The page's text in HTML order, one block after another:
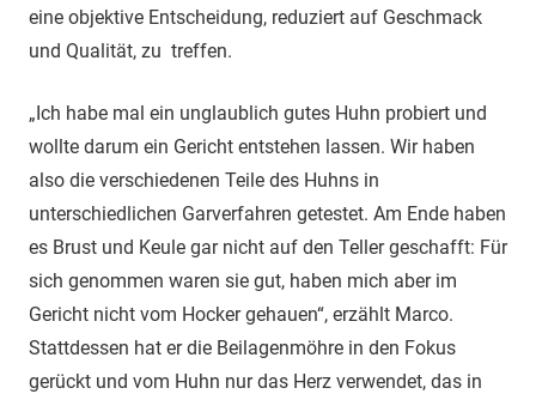
eine objektive Entscheidung, reduziert auf Geschmack
und Qualität, zu treffen.
„Ich habe mal ein unglaublich gutes Huhn probiert und
wollte darum ein Gericht entstehen lassen. Wir haben
also die verschiedenen Teile des Huhns in
unterschiedlichen Garverfahren getestet. Am Ende haben
es Brust und Keule gar nicht auf den Teller geschafft: Für
sich genommen waren sie gut, haben mich aber im
Gericht nicht vom Hocker gehauen“, erzählt Marco.
Stattdessen hat er die Beilagenmöhre in den Fokus
gerückt und vom Huhn nur das Herz verwendet, das in